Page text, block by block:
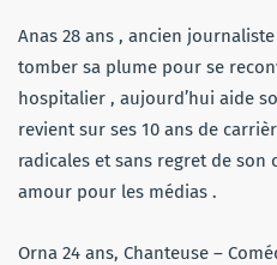
Anas 28 ans , ancien
tomber sa plume pour se
hospitalier , aujourd’hui aide
revient sur ses 10 ans de
radicales et sans regret de son
amour pour les médias .
Orna 24 ans, Chanteuse –